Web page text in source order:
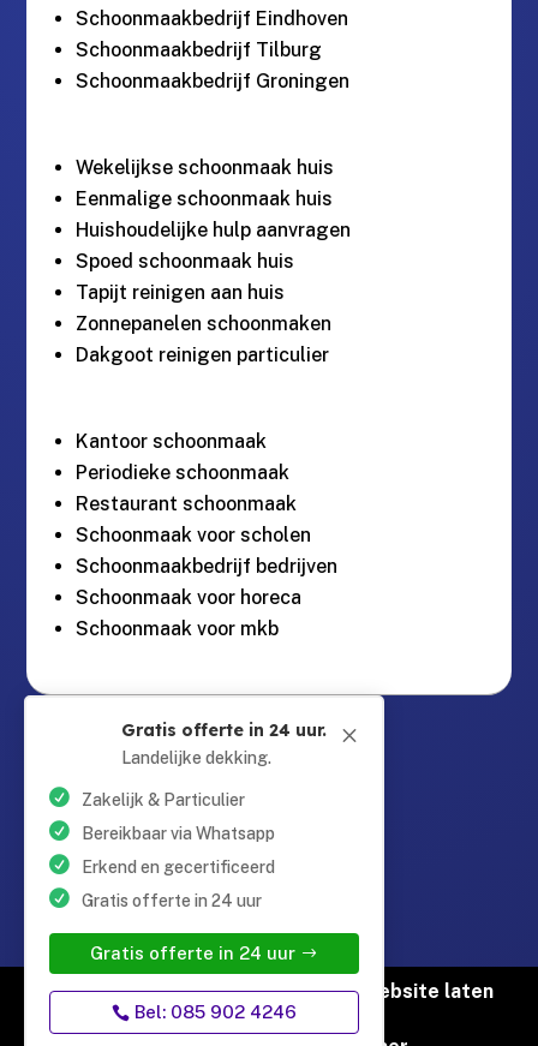
Schoonmaakbedrijf Eindhoven
Schoonmaakbedrijf Tilburg
Schoonmaakbedrijf Groningen
Wekelijkse schoonmaak huis
Eenmalige schoonmaak huis
Huishoudelijke hulp aanvragen
Spoed schoonmaak huis
Tapijt reinigen aan huis
Zonnepanelen schoonmaken
Dakgoot reinigen particulier
Kantoor schoonmaak
Periodieke schoonmaak
Restaurant schoonmaak
Schoonmaak voor scholen
Schoonmaakbedrijf bedrijven
Schoonmaak voor horeca
Schoonmaak voor mkb
Guntersteinweg 377,
2531KA Den Haag

 085 90 24 24 6
M
Gratis offerte in 24 uur.
Landelijke dekking.
Zakelijk & Particulier
Bereikbaar via Whatsapp
Erkend en gecertificeerd
Gratis offerte in 24 uur
Gratis offerte in 24 uur
Bel: 085 902 4246
© Copyright Schoonmaak Totaal | Website laten
maken door Flexamedia